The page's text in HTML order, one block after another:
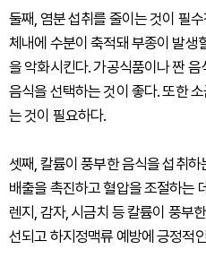
둘째, 염분 섭취를 줄이는 것이 필
체내에 수분이 축적돼 부종이 발생
을 악화시킨다. 가공식품이나 짠
음식을 선택하는 것이 좋다. 또한
는 것이 필요하다.
셋째, 칼륨이 풍부한 음식을 섭취
배출을 촉진하고 혈압을 조절하는
렌지, 감자, 시금치 등 칼륨이 풍부
선되고 하지정맥류 예방에 긍정적